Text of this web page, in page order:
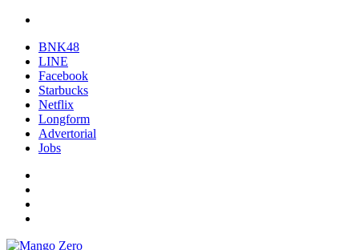
BNK48
LINE
Facebook
Starbucks
Netflix
Longform
Advertorial
Jobs